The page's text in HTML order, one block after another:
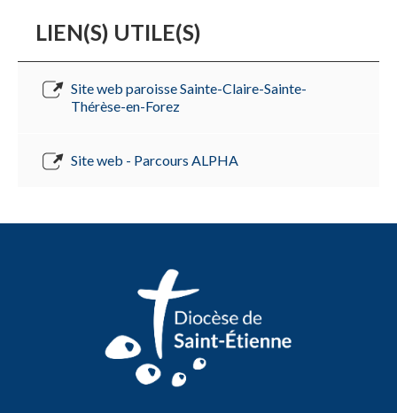
LIEN(S) UTILE(S)
Site web paroisse Sainte-Claire-Sainte-
Thérèse-en-Forez
Site web - Parcours ALPHA